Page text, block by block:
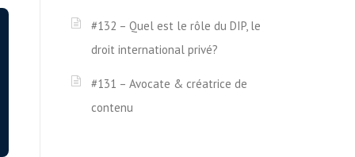
#132 – Quel est le rôle du DIP, le
droit international privé?
#131 – Avocate & créatrice de
contenu